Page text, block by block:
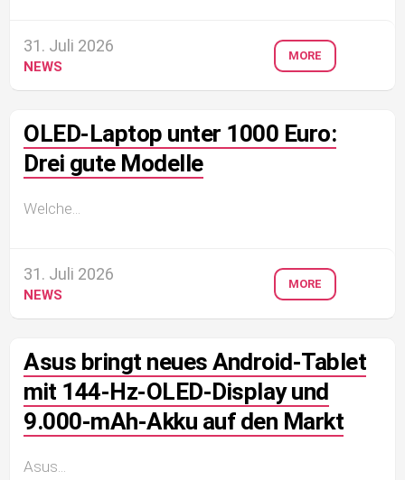
31. Juli 2026
NEWS
MORE
OLED-Laptop unter 1000 Euro:
Drei gute Modelle
Welche...
31. Juli 2026
NEWS
MORE
Asus bringt neues Android-Tablet
mit 144-Hz-OLED-Display und
9.000-mAh-Akku auf den Markt
Asus...